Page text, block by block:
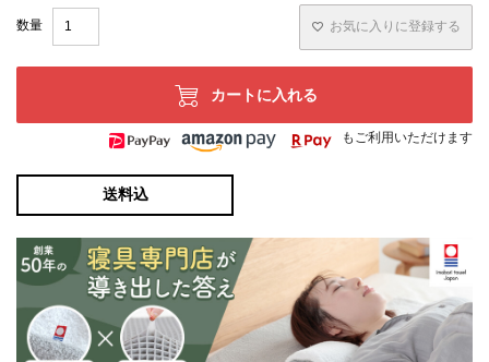
お気に入りに登録する
カートに入れる
もご利用いただけます
送料込